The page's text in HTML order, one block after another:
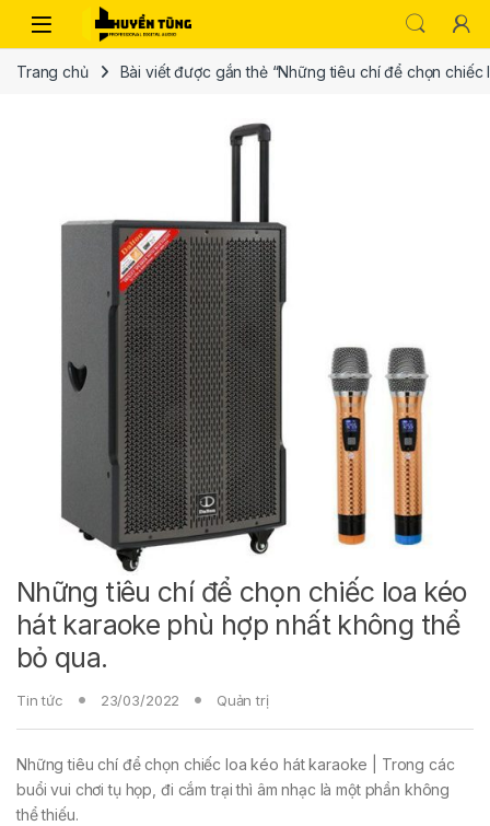
Trang chủ Bài viết được gắn thẻ “Những tiêu chí để chọn
Những tiêu chí để chọn chiếc loa kéo
hát karaoke phù hợp nhất không thể
bỏ qua.
Tin tức 23/03/2022 Quản trị
Những tiêu chí để chọn chiếc loa kéo hát karaoke | Trong các
buổi vui chơi tụ họp, đi cắm trại thì âm nhạc là một phần không
thể thiếu.